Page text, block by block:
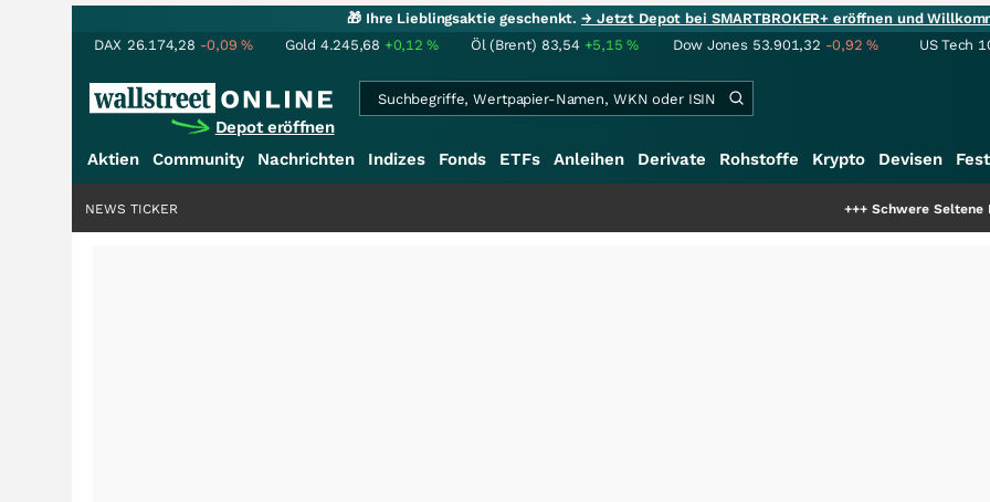
🎁 Ihre Lieblingsaktie geschenkt.→ Jetzt Depot bei SMARTBROKER+ eröffnen und
DAX 26.174,28 -0,09% Gold 4.245,68 +0,12% Öl (Brent) 83,54 +5,15% Dow Jones 53.901,32 -0,92% US Tech
Depot eröffnen
Aktien Community Nachrichten Indizes Fonds ETFs Anleihen Derivate Rohstoffe Krypto Devisen
Schwere Seltene Erden:
NEWS TICKER